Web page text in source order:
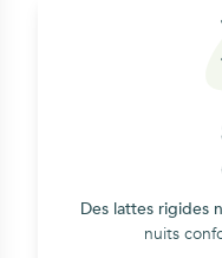
Des lattes rigides
nuits